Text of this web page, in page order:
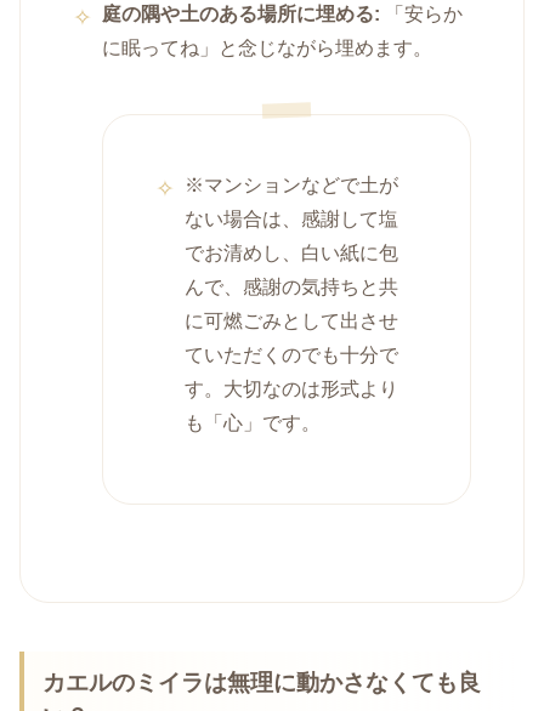
庭の隅や土のある場所に埋める: 「安らか
に眠ってね」と念じながら埋めます。
※マンションなどで土が
ない場合は、感謝して塩
でお清めし、白い紙に包
んで、感謝の気持ちと共
に可燃ごみとして出させ
ていただくのでも十分で
す。大切なのは形式より
も「心」です。
カエルのミイラは無理に動かさなくても良